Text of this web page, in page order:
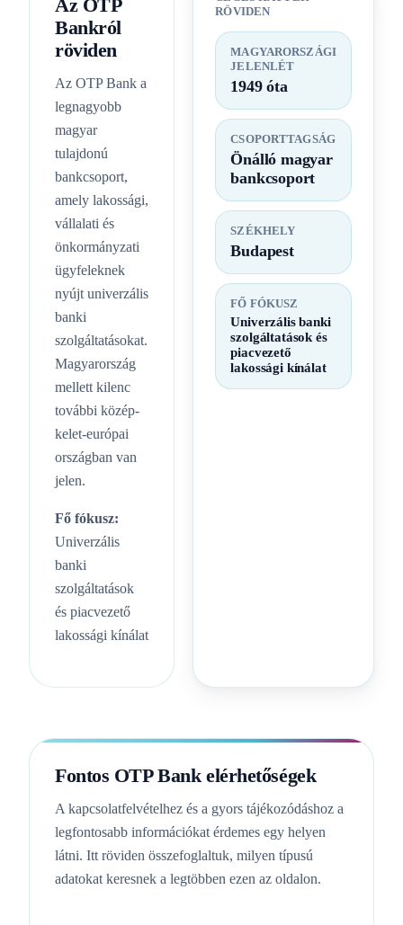
Az OTP
Bankról
röviden
Az OTP Bank a
legnagyobb
magyar
tulajdonú
bankcsoport,
amely lakossági,
vállalati és
önkormányzati
ügyfeleknek
nyújt univerzális
banki
szolgáltatásokat.
Magyarország
mellett kilenc
további közép-
kelet-európai
országban van
jelen.
Fő fókusz:
Univerzális
banki
szolgáltatások
és piacvezető
lakossági kínálat
RÖVIDEN
MAGYARORSZÁGI
JELENLÉT
1949 óta
CSOPORTTAGSÁG
Önálló magyar
bankcsoport
SZÉKHELY
Budapest
FŐ FÓKUSZ
Univerzális banki
szolgáltatások és
piacvezető
lakossági kínálat
Fontos OTP Bank elérhetőségek
A kapcsolatfelvételhez és a gyors tájékozódáshoz a
legfontosabb információkat érdemes egy helyen
látni. Itt röviden összefoglaltuk, milyen típusú
adatokat keresnek a legtöbben ezen az oldalon.